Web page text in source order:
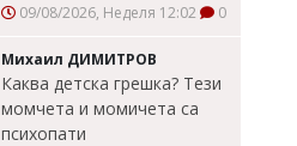
09/08/2026, Неделя 12:02 0
Михаил ДИМИТРОВ
Каква детска грешка? Тези
момчета и момичета са
психопати